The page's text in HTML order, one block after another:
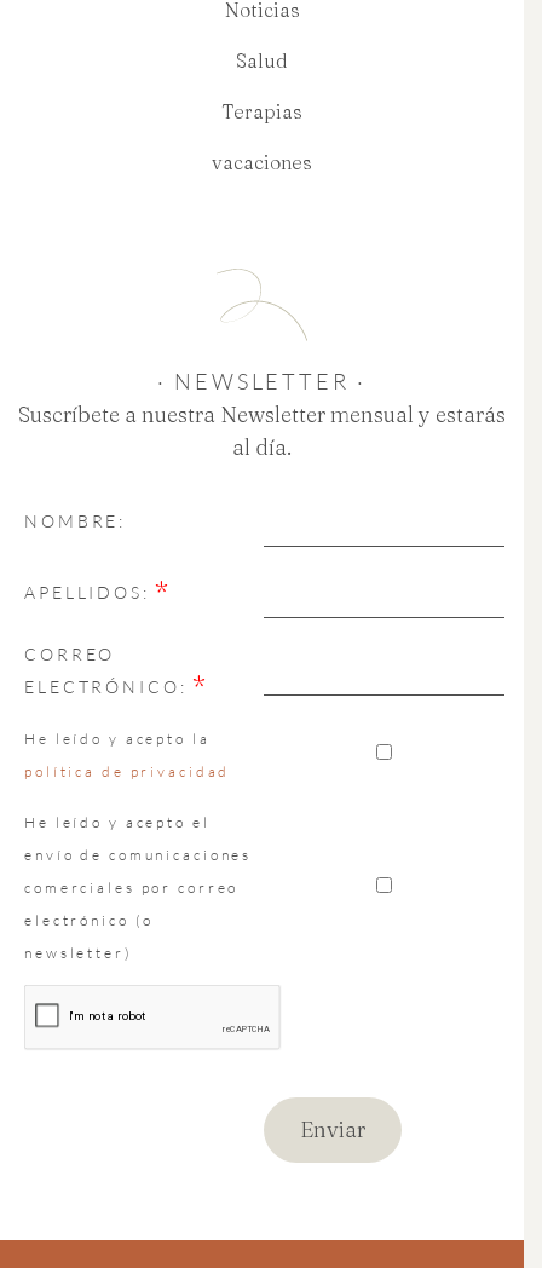
Noticias
Salud
Terapias
vacaciones
· NEWSLETTER ·
Suscríbete a nuestra Newsletter mensual y estarás
al día.
NOMBRE:
APELLIDOS: *
CORREO
ELECTRÓNICO: *
He leído y acepto la
política de privacidad
He leído y acepto el
envío de comunicaciones
comerciales por correo
electrónico (o
newsletter)